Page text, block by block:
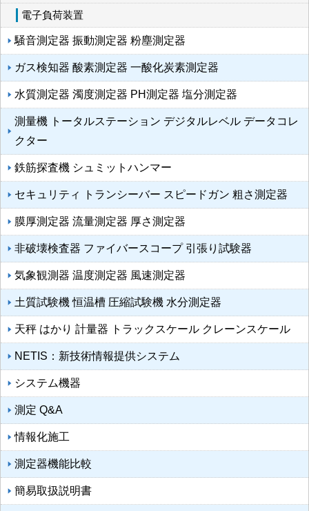
電子負荷装置
騒音測定器 振動測定器 粉塵測定器
ガス検知器 酸素測定器 一酸化炭素測定器
水質測定器 濁度測定器 PH測定器 塩分測定器
測量機 トータルステーション デジタルレベル データコレ
クター
鉄筋探査機 シュミットハンマー
セキュリティ トランシーバー スピードガン 粗さ測定器
膜厚測定器 流量測定器 厚さ測定器
非破壊検査器 ファイバースコープ 引張り試験器
気象観測器 温度測定器 風速測定器
土質試験機 恒温槽 圧縮試験機 水分測定器
天秤 はかり 計量器 トラックスケール クレーンスケール
NETIS：新技術情報提供システム
システム機器
測定 Q&A
情報化施工
測定器機能比較
簡易取扱説明書